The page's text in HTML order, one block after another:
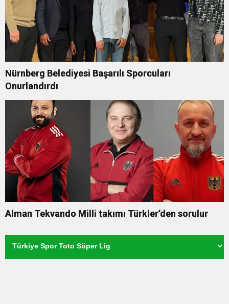
Nürnberg Belediyesi Başarılı Sporcuları
Onurlandırdı
Alman Tekvando Milli takımı Türkler’den sorulur